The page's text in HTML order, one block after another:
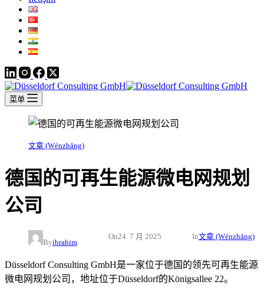
菜单
文章 (Wénzhāng)
德国的可再生能源微电网规划
公司
Byibrahim
On24. 7 月 2025 In文章 (Wénzhāng)
Düsseldorf Consulting GmbH是一家位于德国的领先可再生能源
微电网规划公司，地址位于Düsseldorf的Königsallee 22。